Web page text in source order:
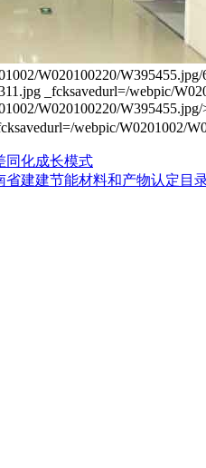
W020100220/
_fcksavedurl=/webpic/
W020100220/
webpic/W0201002/
同化成长模式
省建建节能材料和产物认定目